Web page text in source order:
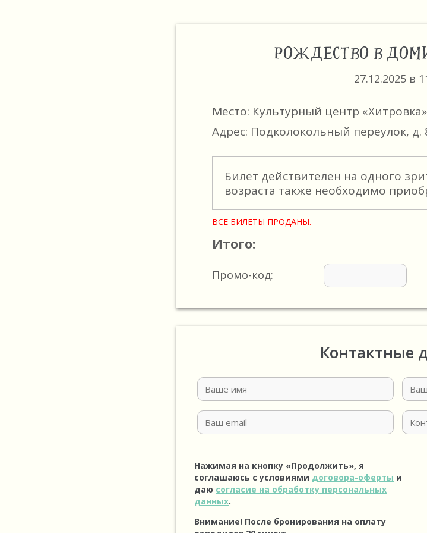
РОЖДЕСТВО В
27.12.2025 в
Место: Культурный центр «Хитровка»
Адрес: Подколокольный переулок, д.
Билет действителен на одного
возраста также необходимо
ВСЕ БИЛЕТЫ ПРОДАНЫ.
Итого:
Промо-код:
Контактные
Нажимая на кнопку «Продолжить», я
соглашаюсь с условиями договора-оферты и
даю согласие на обработку персональных
данных.
Внимание! После бронирования на оплату